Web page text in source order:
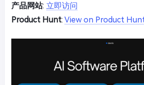
产品网站: 立即访问
Product Hunt: View on Product